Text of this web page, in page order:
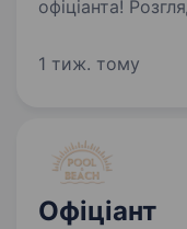
офіціанта!
на старті. Умови роботи: Нічні
1 тиж. тому
Офіціант